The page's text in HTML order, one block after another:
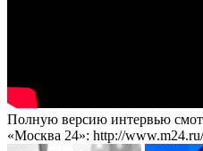
Полную версию интервью
«Москва 24»: http://